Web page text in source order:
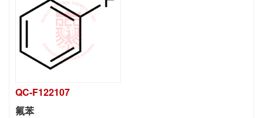
QC-F122107
氟苯